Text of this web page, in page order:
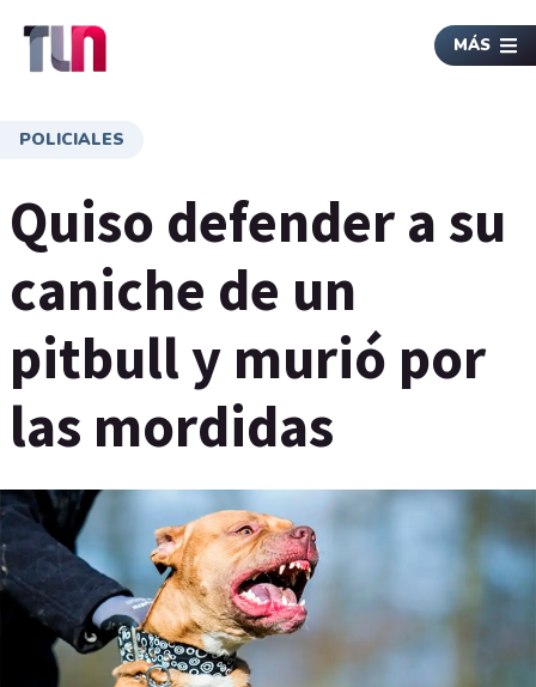
MÁS
POLICIALES
Quiso defender a su
caniche de un
pitbull y murió por
las mordidas